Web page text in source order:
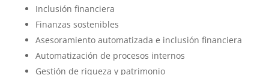
Inclusión financiera
Finanzas sostenibles
Asesoramiento automatizada e inclusión financiera
Automatización de procesos internos
Gestión de riqueza y patrimonio